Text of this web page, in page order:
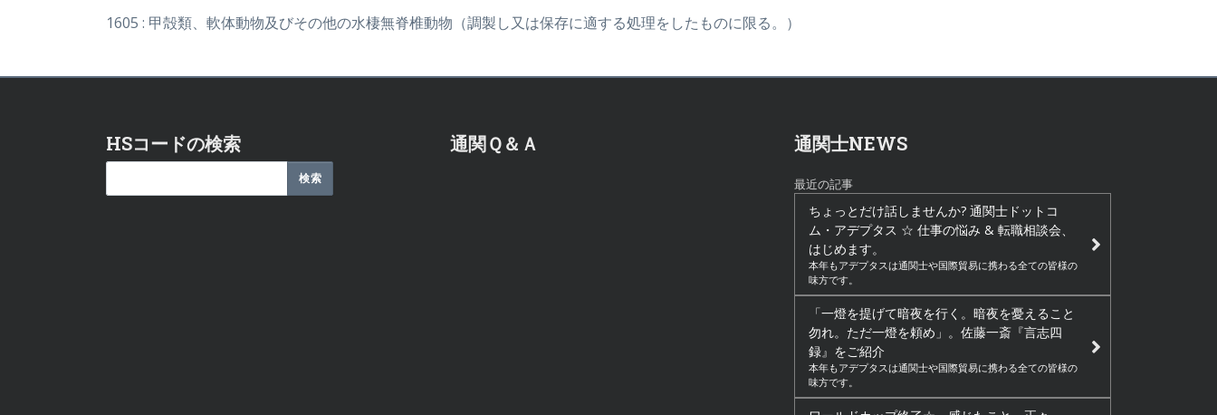
1605 : 甲殻類、軟体動物及びその他の水棲無脊椎動物（調製し又は保存に適する処理をしたものに限る。）
HSコードの検索 通関Ｑ＆Ａ 通関士NEWS
最近の記事
ちょっとだけ話しませんか? 通関士ドットコ
ム・アデプタス ☆ 仕事の悩み & 転職相談会、
はじめます。
本年もアデプタスは通関士や国際貿易に携わる全ての皆様の
味方です。
「一燈を提げて暗夜を行く。暗夜を憂えること
勿れ。ただ一燈を頼め」。佐藤一斎『言志四
録』をご紹介
本年もアデプタスは通関士や国際貿易に携わる全ての皆様の
味方です。